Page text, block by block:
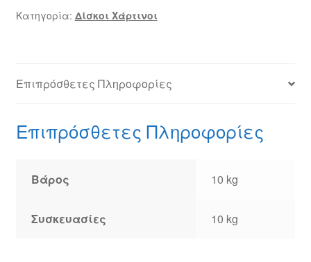
Κατηγορία: Δίσκοι Χάρτινοι
Επιπρόσθετες Πληροφορίες
Επιπρόσθετες Πληροφορίες
Βάρος 10 kg
Συσκευασίες 10 kg